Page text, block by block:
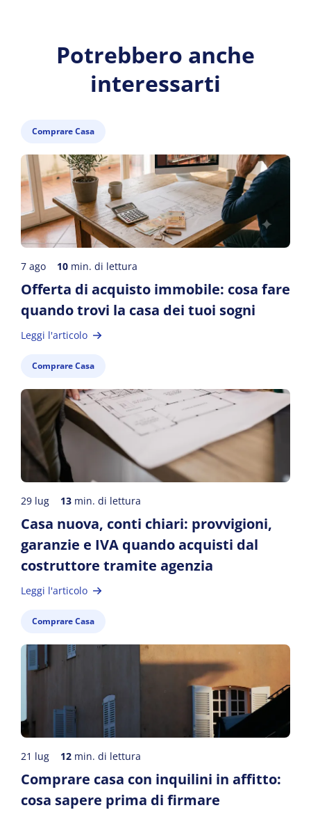
Potrebbero anche
interessarti
Comprare Casa
7 ago 10 min. di lettura
Offerta di acquisto immobile: cosa fare
quando trovi la casa dei tuoi sogni
Leggi l'articolo
Comprare Casa
29 lug 13 min. di lettura
Casa nuova, conti chiari: provvigioni,
garanzie e IVA quando acquisti dal
costruttore tramite agenzia
Leggi l'articolo
Comprare Casa
21 lug 12 min. di lettura
Comprare casa con inquilini in affitto:
cosa sapere prima di firmare